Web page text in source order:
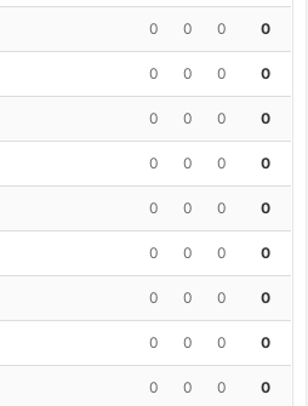
0 0 0 0
0 0 0 0
0 0 0 0
0 0 0 0
0 0 0 0
0 0 0 0
0 0 0 0
0 0 0 0
0 0 0 0